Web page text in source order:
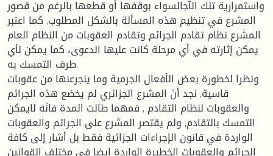
واستمرارية تلك الآجالسواء بوقفها أو قطعها بالرغم من قصور
المشرع في تنظيم هذه المسألة بالشكل المطلوب, كما اعتبر
المشرع نظام تقادم الجرائم وتقادم العقوبات من النظام العام
يمكن إثارته في أي مرحلة كانت عليها الدعوى، كما يمكن لأي
طرف التمسك به.
ونظرا لخطورة بعض الأفعال الجرمية وما ينجرعنها من عقوبات
قاسية, نجد أنَ المشرع الجزائري لم يخضع هذه الجرائم
والعقوبات لنظام التقادم , فمهما طالت المدة فانَه لايمكن
التمسك بالتقادم, ولم يقتصر المشرع على الجرائم والعقوبات
الواردة في قانون الإجراءات الجزائية فقط بل أشار إلى كافة
الجرائم والعقوبات الخطيرة الواردة ايضا في مختلف القوانين